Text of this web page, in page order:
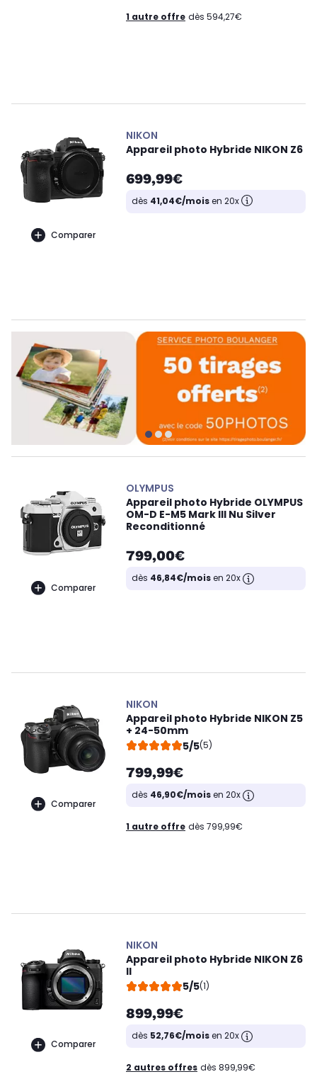
1 autre offre dès 594,27€
Comparer
NIKON
Appareil photo Hybride NIKON Z6
699,99€
dès 41,04€/moisen 20x
Comparer
OLYMPUS
Appareil photo Hybride OLYMPUS
OM-D E-M5 Mark III Nu Silver
Reconditionné
799,00€
dès 46,84€/moisen 20x
Comparer
NIKON
Appareil photo Hybride NIKON Z5
+ 24-50mm
5/5(5)
799,99€
dès 46,90€/moisen 20x
1 autre offre dès 799,99€
Comparer
NIKON
Appareil photo Hybride NIKON Z6
II
5/5(1)
899,99€
dès 52,76€/moisen 20x
2 autres offres dès 899,99€